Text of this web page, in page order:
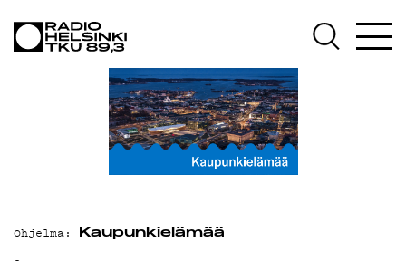
OHJELMAT
TEKIJÄT
Ohjelma: Kaupunkielämää